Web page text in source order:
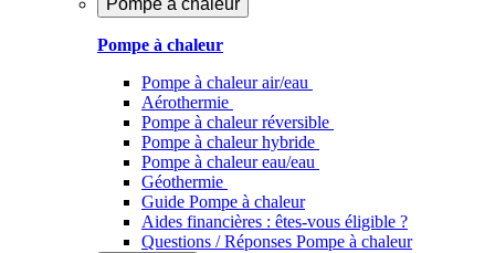
Pompe à chaleur
Pompe à chaleur
Pompe à chaleur air/eau
Aérothermie
Pompe à chaleur réversible
Pompe à chaleur hybride
Pompe à chaleur​ eau/eau
Géothermie
Guide Pompe à chaleur
Aides financières : êtes-vous éligible ?
Questions / Réponses Pompe à chaleur